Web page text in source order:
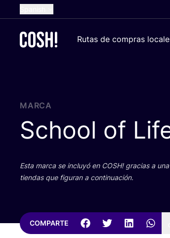
Dutch
Croatian
Rutas de compras
MARCA
School of
Esta mar­ca se inclu­yó en COSH! gra­cias a
tien­das que figu­ran a continuación.
COMPARTE